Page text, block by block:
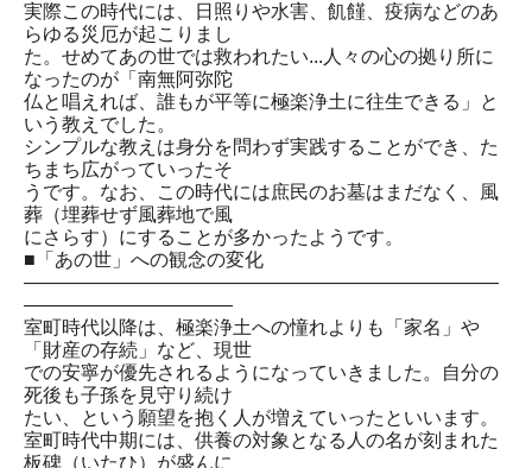
実際この時代には、日照りや水害、飢饉、疫病などのあ
らゆる災厄が起こりまし
た。せめてあの世では救われたい...人々の心の拠り所に
なったのが「南無阿弥陀
仏と唱えれば、誰もが平等に極楽浄土に往生できる」と
いう教えでした。
シンプルな教えは身分を問わず実践することができ、た
ちまち広がっていったそ
うです。なお、この時代には庶民のお墓はまだなく、風
葬（埋葬せず風葬地で風
にさらす）にすることが多かったようです。
■「あの世」への観念の変化
―――――――――――――――――――――――――
―――――――――――
室町時代以降は、極楽浄土への憧れよりも「家名」や
「財産の存続」など、現世
での安寧が優先されるようになっていきました。自分の
死後も子孫を見守り続け
たい、という願望を抱く人が増えていったといいます。
室町時代中期には、供養の対象となる人の名が刻まれた
板碑（いたひ）が盛んに